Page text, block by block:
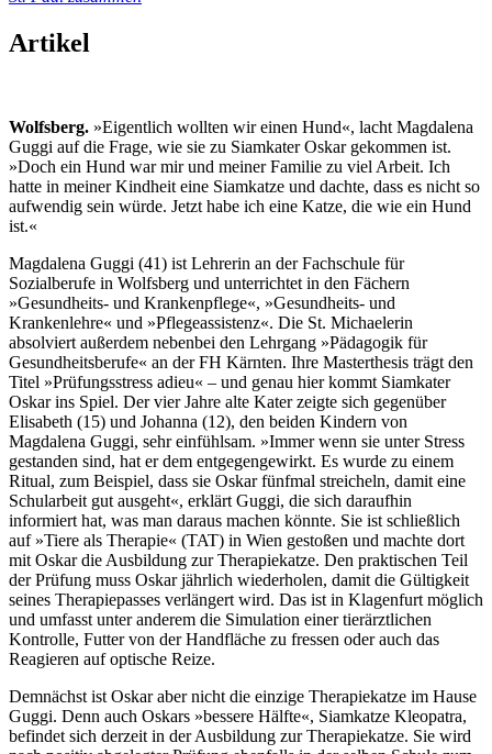
Artikel
Wolfsberg. »Eigentlich wollten wir einen Hund«, lacht Magdalena
Guggi auf die Frage, wie sie zu Siamkater Oskar gekommen ist.
»Doch ein Hund war mir und meiner Familie zu viel Arbeit. Ich
hatte in meiner Kindheit eine Siamkatze und dachte, dass es nicht so
aufwendig sein würde. Jetzt habe ich eine Katze, die wie ein Hund
ist.«
Magdalena Guggi (41) ist Lehrerin an der Fachschule für
Sozialberufe in Wolfsberg und unterrichtet in den Fächern
»Gesundheits- und Krankenpflege«, »Gesundheits- und
Krankenlehre« und »Pflegeassistenz«. Die St. Michaelerin
absolviert außerdem nebenbei den Lehrgang »Pädagogik für
Gesundheitsberufe« an der FH Kärnten. Ihre Masterthesis trägt den
Titel »Prüfungsstress adieu« – und genau hier kommt Siamkater
Oskar ins Spiel. Der vier Jahre alte Kater zeigte sich gegenüber
Elisabeth (15) und Johanna (12), den beiden Kindern von
Magdalena Guggi, sehr einfühlsam. »Immer wenn sie unter Stress
gestanden sind, hat er dem entgegengewirkt. Es wurde zu einem
Ritual, zum Beispiel, dass sie Oskar fünfmal streicheln, damit eine
Schularbeit gut ausgeht«, erklärt Guggi, die sich daraufhin
informiert hat, was man daraus machen könnte. Sie ist schließlich
auf »Tiere als Therapie« (TAT) in Wien gestoßen und machte dort
mit Oskar die Ausbildung zur Therapiekatze. Den praktischen Teil
der Prüfung muss Oskar jährlich wiederholen, damit die Gültigkeit
seines Therapiepasses verlängert wird. Das ist in Klagenfurt möglich
und umfasst unter anderem die Simulation einer tierärztlichen
Kontrolle, Futter von der Handfläche zu fressen oder auch das
Reagieren auf optische Reize.
Demnächst ist Oskar aber nicht die einzige Therapiekatze im Hause
Guggi. Denn auch Oskars »bessere Hälfte«, Siamkatze Kleopatra,
befindet sich derzeit in der Ausbildung zur Therapiekatze. Sie wird